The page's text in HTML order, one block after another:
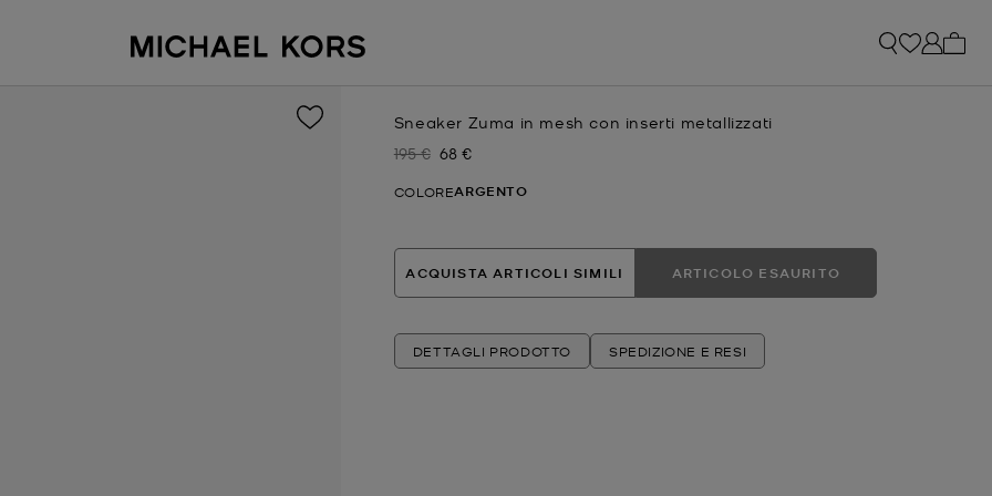
Sneaker Zuma in mesh con inserti metallizzati
Prezzo iniziale
195 € Prezzo attuale
68 €
COLOREARGENTO
ACQUISTA ARTICOLI SIMILI ARTICOLO ESAURITO
DETTAGLI PRODOTTO SPEDIZIONE E RESI